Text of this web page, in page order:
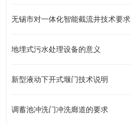
无锡市对一体化智能截流井技术要求
地埋式污水处理设备的意义
新型液动下开式堰门技术说明
调蓄池冲洗门冲洗廊道的要求